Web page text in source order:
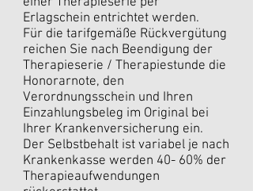
Erlagschein entrichtet werden.
Für die tarifgemäße Rückvergütung
reichen Sie nach Beendigung der
Therapieserie / Therapiestunde die
Honorarnote, den
Verordnungsschein und Ihren
Einzahlungsbeleg im Original bei
Ihrer Krankenversicherung ein.
Der Selbstbehalt ist variabel je nach
Krankenkasse werden 40- 60% der
Therapieaufwendungen